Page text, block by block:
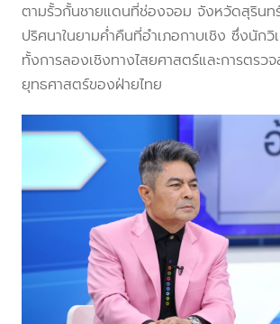
ตามรั้วกั้นชายแดนที่ช่องจอม จังหวัดสุรินท
ปริศนาในยามค่ำคืนที่อำเภอกาบเชิง ซึ่งนักวิ
ทั้งการลองเชิงทางไสยศาสตร์และการตร
ยุทธศาสตร์ของฝ่ายไทย